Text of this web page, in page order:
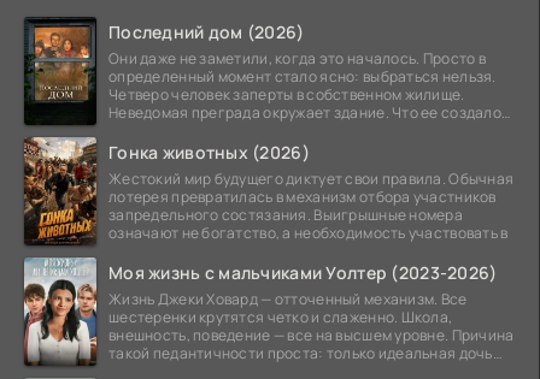
Последний дом (2026)
Они даже не заметили, когда это началось. Просто в
определенный момент стало ясно: выбраться нельзя.
Четверо человек заперты в собственном жилище.
Неведомая преграда окружает здание. Что ее создало
Гонка животных (2026)
Жестокий мир будущего диктует свои правила. Обычная
лотерея превратилась в механизм отбора участников
запредельного состязания. Выигрышные номера
означают не богатство, а необходимость участвовать в
Моя жизнь с мальчиками Уолтер (2023-2026)
Жизнь Джеки Ховард — отточенный механизм. Все
шестеренки крутятся четко и слаженно. Школа,
внешность, поведение — все на высшем уровне. Причина
такой педантичности проста: только идеальная дочь